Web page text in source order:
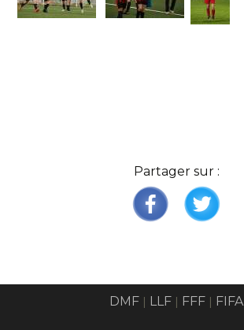
Partager sur :
DMF | LLF | FFF | FIFA